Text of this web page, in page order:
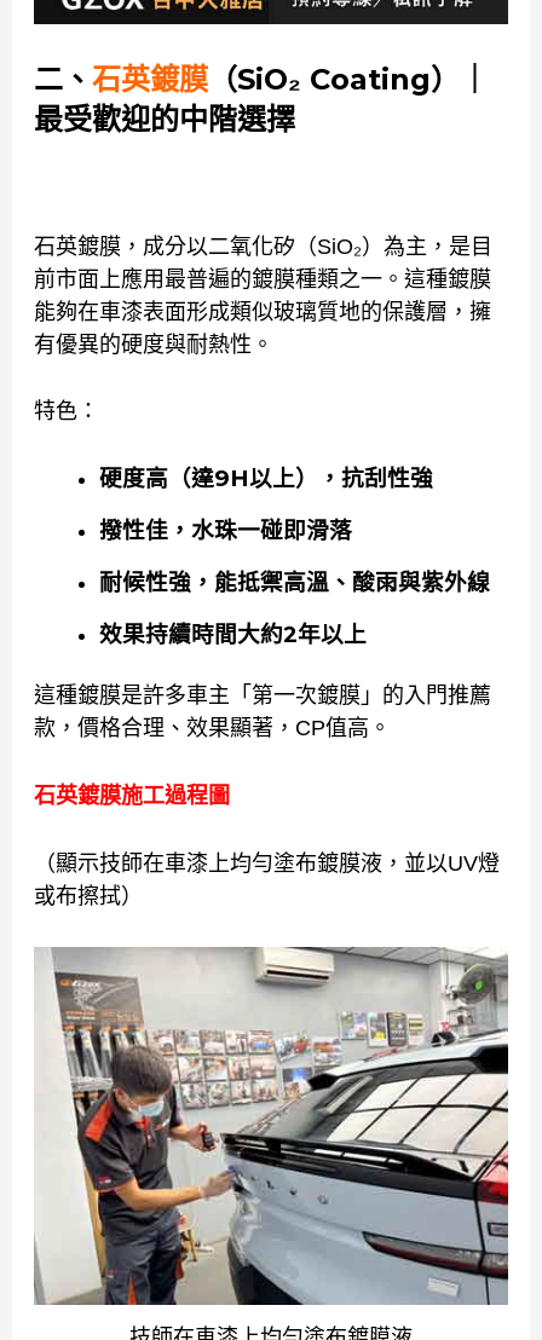
二、 石英鍍膜（SiO₂ Coating）｜
最受歡迎的中階選擇
石英鍍膜，成分以二氧化矽（SiO₂）為主，是目
前市面上應用最普遍的鍍膜種類之一。這種鍍膜
能夠在車漆表面形成類似玻璃質地的保護層，擁
有優異的硬度與耐熱性。
特色：
硬度高（達9H以上），抗刮性強
撥性佳，水珠一碰即滑落
耐候性強，能抵禦高溫、酸雨與紫外線
效果持續時間大約2年以上
這種鍍膜是許多車主「第一次鍍膜」的入門推薦
款，價格合理、效果顯著，CP值高。
石英鍍膜施工過程圖
（顯示技師在車漆上均勻塗布鍍膜液，並以UV燈
或布擦拭）